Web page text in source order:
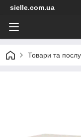
sielle.com.ua
Товари та